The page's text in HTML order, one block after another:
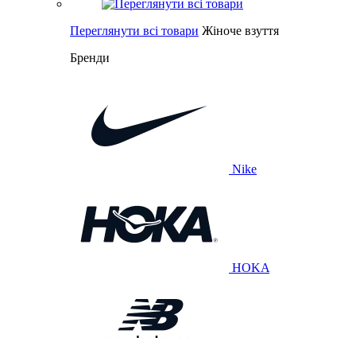
Переглянути всі товари Жіноче взуття
Бренди
Nike
HOKA